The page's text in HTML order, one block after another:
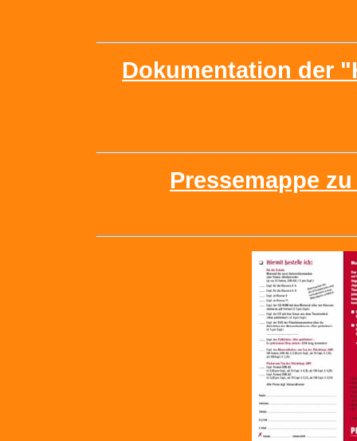
Dokumentation der
Pressemappe